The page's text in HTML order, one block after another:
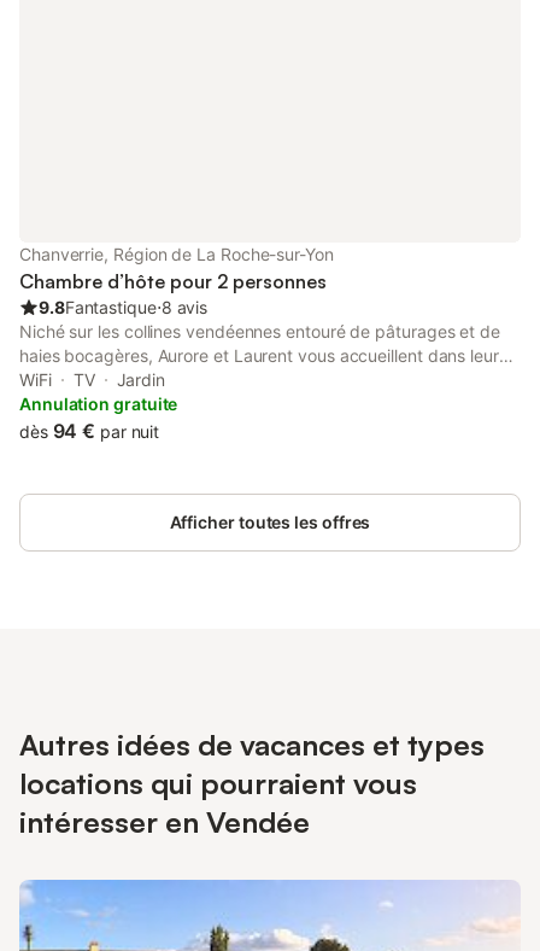
Chanverrie, Région de La Roche-sur-Yon
Chambre d’hôte pour 2 personnes
9.8Fantastique⋅8 avis
Niché sur les collines vendéennes entouré de pâturages et de
haies bocagères, Aurore et Laurent vous accueillent dans leurs
5 chambres d'hôtes dont 2 nouvelles chambres accessibles aux
personnes à mobilité réduite labellisées 4 épis. Pour votre séjour
et selon vos besoins nous vous proposons soit de louer
séparément. Nos chambres sont ouvertes toute l'année
weekend, semaine et vacances scolaires. Pour une bonne
réussite de votre séjour n’hésitez pas à réserver Les chambres
WiFi TV
Jardin
Annulation gratuite
dès 94 € par nuit
Afficher toutes les offres
Autres idées de vacances et types
locations qui pourraient vous
intéresser en Vendée